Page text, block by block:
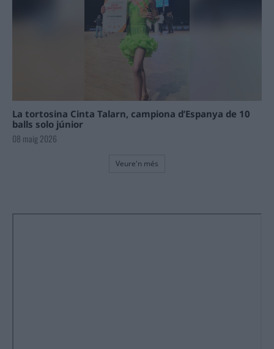
La tortosina Cinta Talarn, campiona d’Espanya de 10
balls solo júnior
08 maig 2026
Veure'n més